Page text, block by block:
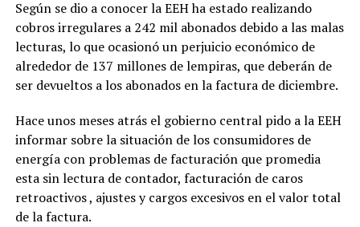
Según se dio a conocer la EEH ha estado realizando
cobros irregulares a 242 mil abonados debido a las malas
lecturas, lo que ocasionó un perjuicio económico de
alrededor de 137 millones de lempiras, que deberán de
ser devueltos a los abonados en la factura de diciembre.
Hace unos meses atrás el gobierno central pido a la EEH
informar sobre la situación de los consumidores de
energía con problemas de facturación que promedia
esta sin lectura de contador, facturación de caros
retroactivos , ajustes y cargos excesivos en el valor total
de la factura.